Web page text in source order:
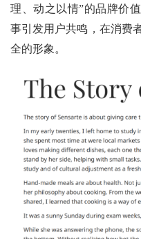
理、动之以情”的品牌价
事引发用户共鸣，在消费
全的形象。